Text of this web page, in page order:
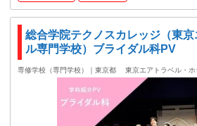
総合学院テクノスカレッジ（東
ル専門学校）ブライダル科PV
専修学校（専門学校）｜東京都 東京エアトラベル・